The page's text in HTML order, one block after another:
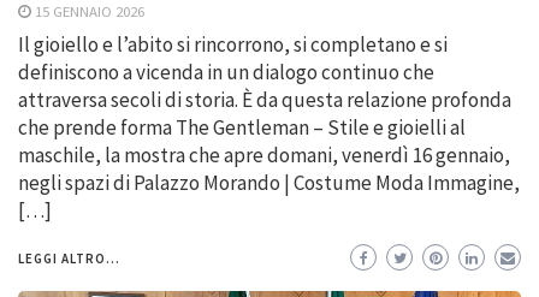
15 GENNAIO 2026
Il gioiello e l’abito si rincorrono, si completano e si
definiscono a vicenda in un dialogo continuo che
attraversa secoli di storia. È da questa relazione profonda
che prende forma The Gentleman – Stile e gioielli al
maschile, la mostra che apre domani, venerdì 16 gennaio,
negli spazi di Palazzo Morando | Costume Moda Immagine,
[…]
LEGGI ALTRO...